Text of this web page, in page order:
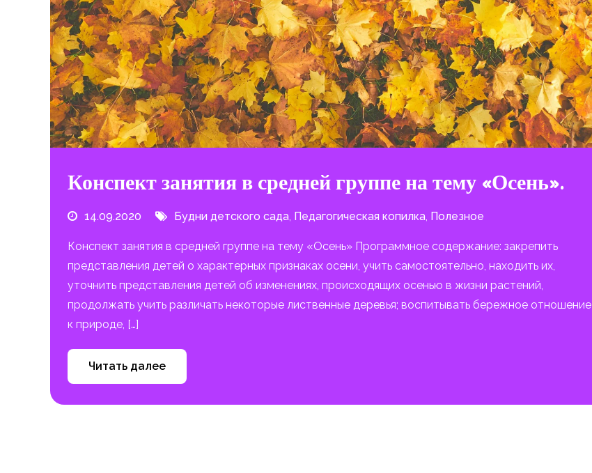
Конспект занятия в средней группе на тему «Осень».
14.09.2020 Будни детского сада, Педагогическая копилка, Полезное
Конспект занятия в средней группе на тему «Осень» Программное содержание: закрепить
представления детей о характерных признаках осени, учить самостоятельно, находить их,
уточнить представления детей об изменениях, происходящих осенью в жизни растений,
продолжать учить различать некоторые лиственные деревья; воспитывать бережное отношение
к природе, […]
Читать далее